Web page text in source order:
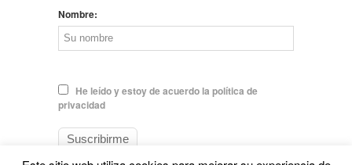
Nombre:
He leído y estoy de acuerdo la política de
privacidad